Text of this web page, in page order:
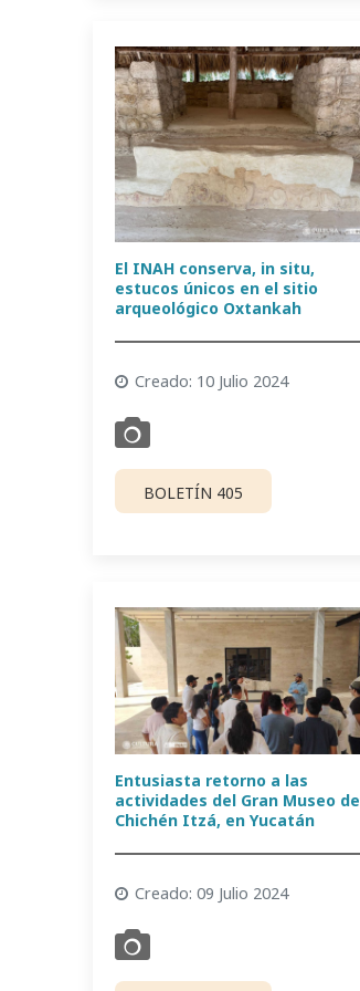
El INAH conserva, in situ,
estucos únicos en el sitio
arqueológico Oxtankah
Creado: 10 Julio 2024
BOLETÍN 405
Entusiasta retorno a las
actividades del Gran Museo de
Chichén Itzá, en Yucatán
Creado: 09 Julio 2024